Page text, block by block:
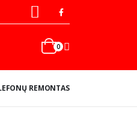
0
REMONTAS